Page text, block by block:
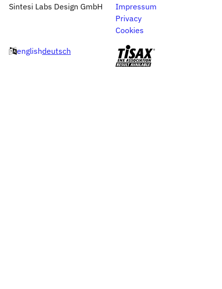
Sintesi Labs Design GmbH
Impressum
Privacy
Cookies
englishdeutsch